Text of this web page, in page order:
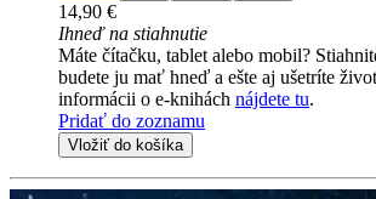
14,90 €
Ihneď na stiahnutie
Máte čítačku, tablet alebo mobil?
budete ju mať hneď a ešte aj ušetríte
informácii o e-knihách nájdete tu.
Pridať do zoznamu
Vložiť do košíka